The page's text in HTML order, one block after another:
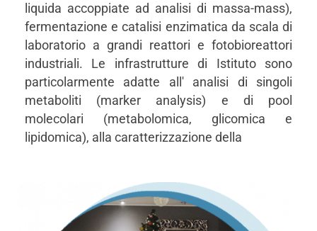
liquida accoppiate ad analisi di massa-mass),
fermentazione e catalisi enzimatica da scala di
laboratorio a grandi reattori e fotobioreattori
industriali. Le infrastrutture di Istituto sono
particolarmente adatte all' analisi di singoli
metaboliti (marker analysis) e di pool
molecolari (metabolomica, glicomica e
lipidomica), alla caratterizzazione della